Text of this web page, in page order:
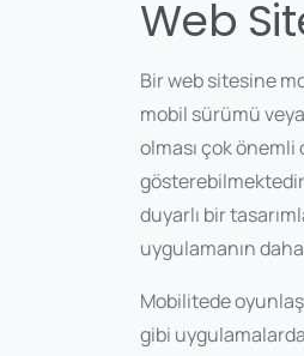
Web
Bir web sitesine
mobil sürümü
olması çok önemli
duyarlı bir
uygulamanın
Mobilitede
gibi